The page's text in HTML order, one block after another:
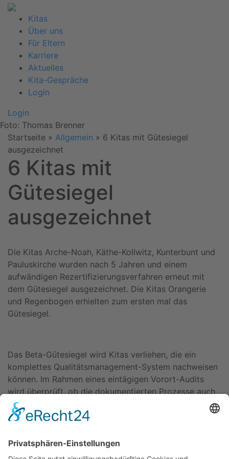
Kitas
Über uns
Für Eltern
Karriere
Aktuelles
Kita-Gespräche
Login
Login
Foto: Thomas Brenner
Startseite » Allgemein » 6 Kitas mit Gütesiegel
ausgezeichnet
6 Kitas mit
Gütesiegel
ausgezeichnet
Die Kitas Arche-Noah, Käthe-Kollwitz, Kunterbunt und
Pauluskirche wurden nach 5 Jahren und einem
aufwändigen Rezertifizierungsverfahren erneut mit
dem Gütesiegel ausgezeichnet. Die Kitas Orangerie
und Regenbogen erhielten zum ersten mal das
Gütesiegel.
Das Beta-Gütesiegel wird Kitas verliehen, die ein
komplettes Qualitätsmanagement-System nachweisen
können. Im Rahmen eines eintägigen Vorort-Audits
wird überprüft, ob die dokumentierten Prozesse auch
im Alltag der Kita gelebt werden. Derzeit haben
insgesamt 7 Kitas des Verbundes so ein Gütesiegel.